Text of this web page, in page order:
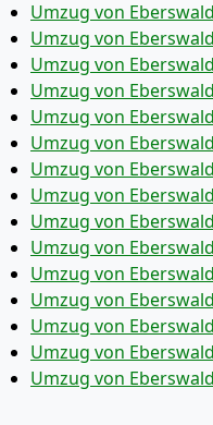
Umzug von
Umzug von
Umzug von
Umzug von
Umzug von
Umzug von
Umzug von
Umzug von
Umzug von
Umzug von
Umzug von
Umzug von
Umzug von
Umzug von
Umzug von